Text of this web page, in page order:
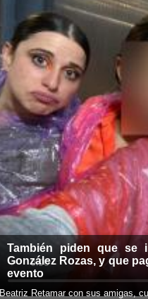
También piden que se
González Rozas, y que
evento
Beatriz Retamar con sus amigas,